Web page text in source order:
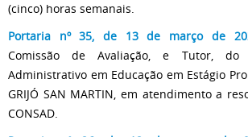
(cinco) horas semanais.
Portaria nº 35, de 13 de março de
Comissão de Avaliação, e Tutor, do
Administrativo em Educação em Estágio
GRIJÓ SAN MARTIN, em atendimento a
CONSAD.